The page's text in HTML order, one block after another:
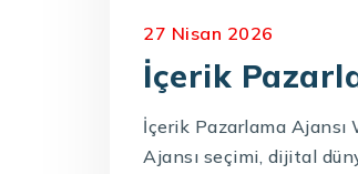
27 Nisan 2026
İçerik
İçerik Pazarlama Ajansı
Ajansı seçimi, dijital